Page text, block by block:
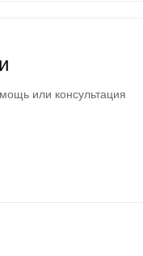
или консультация